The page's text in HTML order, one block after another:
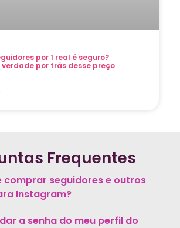
por 1 real é seguro?
verdade por trás desse preço
Frequentes
comprar seguidores e outros
Instagram?
a senha do meu perfil do